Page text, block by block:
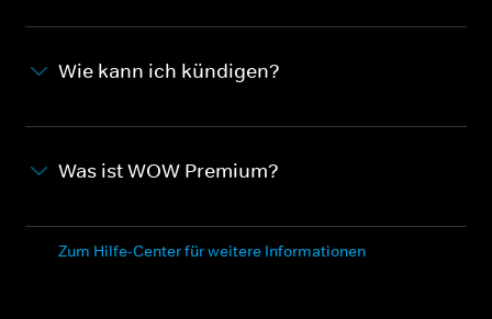
Wie kann ich kündigen?
Was ist WOW Premium?
Zum Hilfe-Center für weitere Informationen